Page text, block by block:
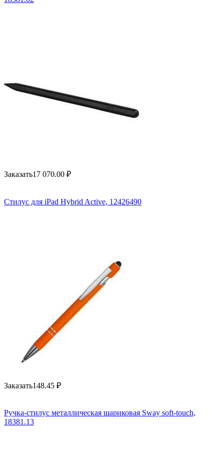
Заказать17 070.00 ₽
Стилус для iPad Hybrid Active, 12426490
Заказать148.45 ₽
Ручка-стилус металлическая шариковая Sway soft-touch,
18381.13